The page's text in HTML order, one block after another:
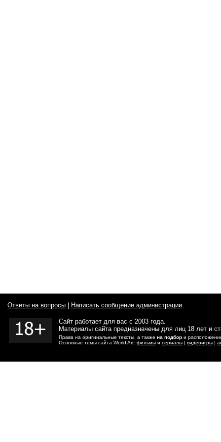
Ответы на вопросы Написать сообщение администрации
Сайт работает для вас с 2003 года.
Материалы сайта предназначены для лиц 18 лет и
Права на оригинальные тексты, а также на подбор и
Основные темы сайта World Art: фильмы и сериалы | видеоигры |